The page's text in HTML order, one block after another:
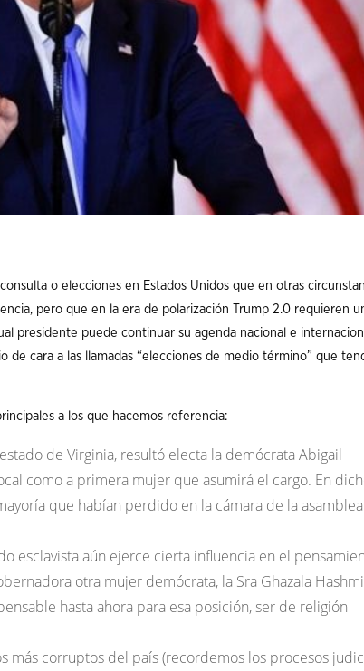
o elecciones en Estados Unidos que en otras
pero que en la era de polarización Trump 2.0 requieren
presidente puede continuar su agenda nacional e
de cara a las llamadas “elecciones de medio término” que
a los que hacemos referencia:
de Virginia, resultó electa la demócrata Abigail
como a primera mujer que asumirá el cargo. En
que habían perdido en la cámara de la asamblea
esclavista aún ejerce cierta influencia en el
otra mujer demócrata, la Sra Ghazala
hasta ahora para esa posición, ser de religión
más corruptos del país (recordemos los procesos